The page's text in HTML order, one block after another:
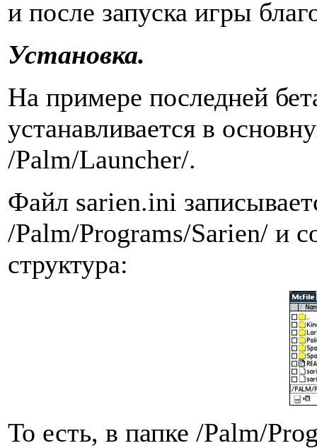
и после запуска игры
Установка.
На примере последней
устанавливается в
/Palm/Launcher/.
Файл sarien.ini
/Palm/Programs/Sarien/ и
структура:
То есть, в папке /Palm/